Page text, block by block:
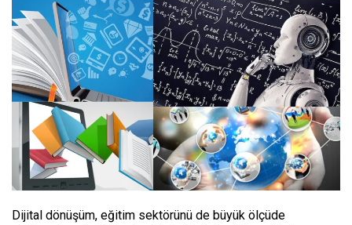
Dijital dönüşüm, eğitim sektörünü de büyük ölçüde